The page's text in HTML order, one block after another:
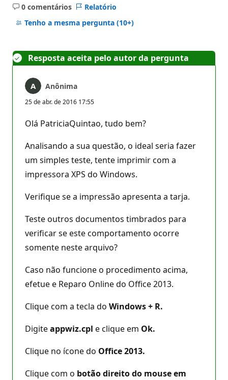
0 comentários
Sem
comentários
Relatório
Tenho a mesma pergunta (10+)
Resposta aceita pelo autor da pergunta
Anônima
25 de abr. de 2016 17:55
Olá PatriciaQuintao, tudo bem?
Analisando a sua questão, o ideal seria fazer
um simples teste, tente imprimir com a
impressora XPS do Windows.
Verifique se a impressão apresenta a tarja.
Teste outros documentos timbrados para
verificar se este comportamento ocorre
somente neste arquivo?
Caso não funcione o procedimento acima,
efetue e Reparo Online do Office 2013.
Clique com a tecla do Windows + R.
Digiteappwiz.cpl e clique em Ok.
Clique no ícone do Office 2013.
Clique com o botão direito do mouse em